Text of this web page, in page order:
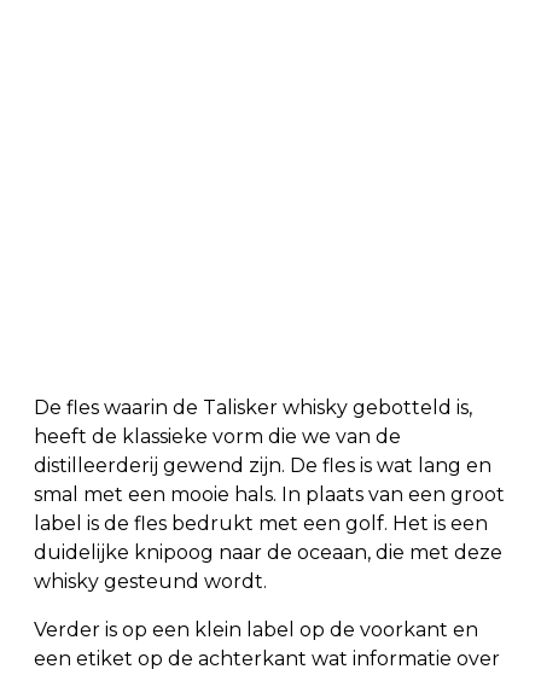
De fles waarin de Talisker whisky gebotteld is,
heeft de klassieke vorm die we van de
distilleerderij gewend zijn. De fles is wat lang en
smal met een mooie hals. In plaats van een groot
label is de fles bedrukt met een golf. Het is een
duidelijke knipoog naar de oceaan, die met deze
whisky gesteund wordt.
Verder is op een klein label op de voorkant en
een etiket op de achterkant wat informatie over